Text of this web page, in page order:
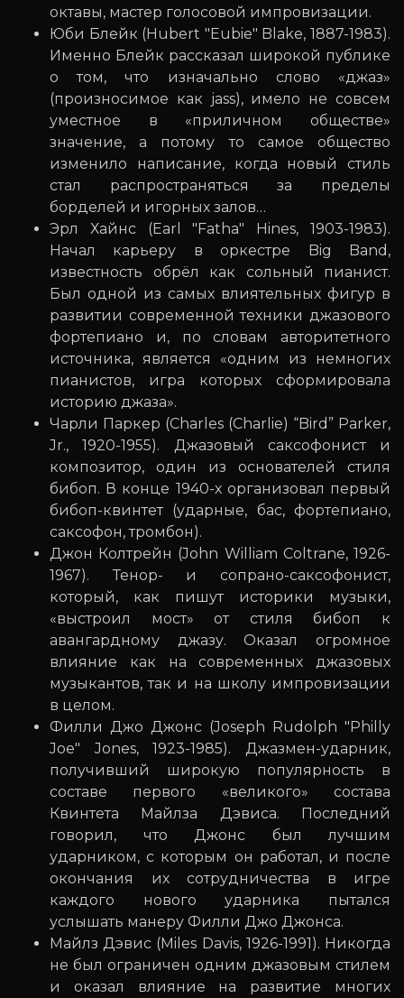
октавы, мастер голосовой импровизации.
Юби Блейк (Hubert "Eubie" Blake, 1887-1983).
Именно Блейк рассказал широкой публике
о том, что изначально слово «джаз»
(произносимое как jass), имело не совсем
уместное в «приличном обществе»
значение, а потому то самое общество
изменило написание, когда новый стиль
стал распространяться за пределы
борделей и игорных залов…
Эрл Хайнс (Earl "Fatha" Hines, 1903-1983).
Начал карьеру в оркестре Big Band,
известность обрёл как сольный пианист.
Был одной из самых влиятельных фигур в
развитии современной техники джазового
фортепиано и, по словам авторитетного
источника, является «одним из немногих
пианистов, игра которых сформировала
историю джаза».
Чарли Паркер (Charles (Charlie) “Bird” Parker,
Jr., 1920-1955). Джазовый саксофонист и
композитор, один из основателей стиля
бибоп. В конце 1940-х организовал первый
бибоп-квинтет (ударные, бас, фортепиано,
саксофон, тромбон).
Джон Колтрейн (John William Coltrane, 1926-
1967). Тенор- и сопрано-саксофонист,
который, как пишут историки музыки,
«выстроил мост» от стиля бибоп к
авангардному джазу. Оказал огромное
влияние как на современных джазовых
музыкантов, так и на школу импровизации
в целом.
Филли Джо Джонс (Joseph Rudolph "Philly
Joe" Jones, 1923-1985). Джазмен-ударник,
получивший широкую популярность в
составе первого «великого» состава
Квинтета Майлза Дэвиса. Последний
говорил, что Джонс был лучшим
ударником, с которым он работал, и после
окончания их сотрудничества в игре
каждого нового ударника пытался
услышать манеру Филли Джо Джонса.
Майлз Дэвис (Miles Davis, 1926-1991). Никогда
не был ограничен одним джазовым стилем
и оказал влияние на развитие многих